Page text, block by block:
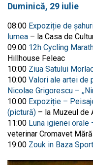
Duminică, 29 iulie
08:00 Expoziție de
lumea – la Casa de
09:00 12h Cycling
Hillhouse Feleac
10:00 Ziua Satului
10:00 Valori ale artei de
Nicolae Grigorescu –
10:00 Expoziție –
(pictură) – la Muzeul de
11:00 Luna igienei orale
veterinar Cromavet
19:00 Zouk in Baza